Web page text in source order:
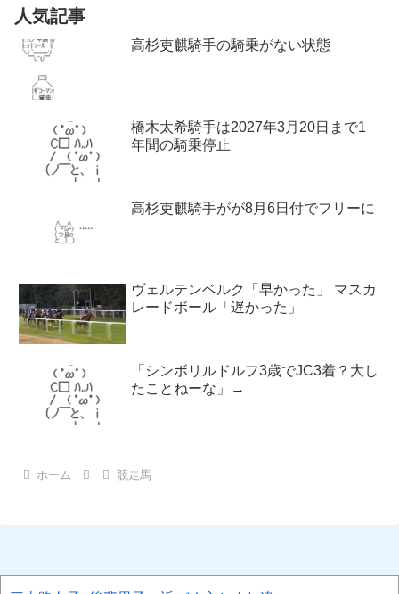
人気記事
高杉吏麒騎手の騎乗がない状態
橋木太希騎手は2027年3月20日まで1
年間の騎乗停止
高杉吏麒騎手がが8月6日付でフリーに
ヴェルテンベルク「早かった」 マスカ
レードボール「遅かった」
「シンボリルドルフ3歳でJC3着？大し
たことねーな」→
ホーム 競走馬